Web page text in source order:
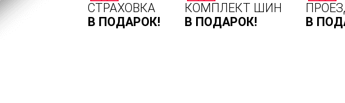
СТРАХОВКА
В ПОДАРОК!
КОМПЛЕКТ ШИН
В ПОДАРОК!
В